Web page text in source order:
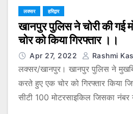
लक्सर हरिद्वार
खानपुर पुलिस ने चोरी की गई
चोर को किया गिरफ्तार ।।
Apr 27, 2022 Rashmi
लक्सर/खानपुर। खानपुर पुलिस ने
करते हुए एक चोर को गिरफ्तार किया
सीटी 100 मोटरसाइकिल जिसका